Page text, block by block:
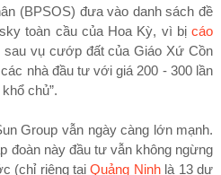
(BPSOS) đưa vào danh sách đề
toàn cầu của Hoa Kỳ, vì bịcáo
sau vụ cướp đất của Giáo Xứ Cồn
nhà đầu tư với giá 200 - 300 lần
chủ”.
Group vẫn ngày càng lớn mạnh.
đoàn này đầu tư vẫn không ngừng
(chỉ riêng tạiQuảng Ninhlà 13 dự